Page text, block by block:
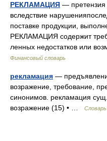
РЕКЛАМАЦИЯ — претензия
вследствие
поставке продукции,
РЕКЛАМАЦИЯ содержит
ленных недостатков или
Финансовый словарь
рекламация —
возражение, требование,
синонимов. рекламация
возражение (15) • …